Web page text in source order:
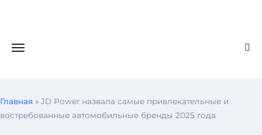
Главная » JD Power назвала самые привлекательные и
востребованные автомобильные бренды 2025 года